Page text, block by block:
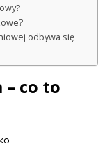
odbywa się
– co to